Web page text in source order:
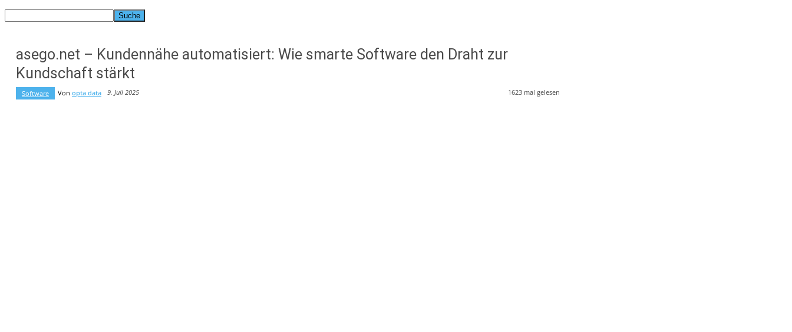
asego.net – Kundennähe automatisiert: Wie smarte Software den Draht zur
Kundschaft stärkt
Software Von opta data 9. Juli 2025 1623 mal gelesen